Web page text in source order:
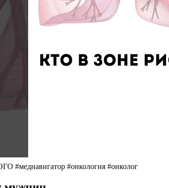
#онкология #онколог